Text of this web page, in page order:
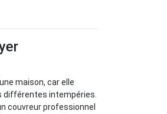
maison, car elle
différentes intempéries.
couvreur professionnel